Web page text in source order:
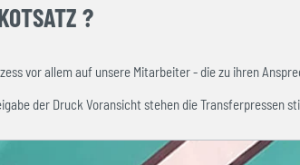
?
vor allem auf unsere Mitarbeiter - die zu ihren
der Druck Voransicht stehen die Transferpressen